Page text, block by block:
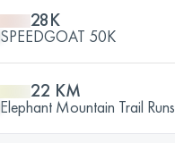
28K
SPEEDGOAT 50K
22 KM
Elephant Mountain Trail Runs